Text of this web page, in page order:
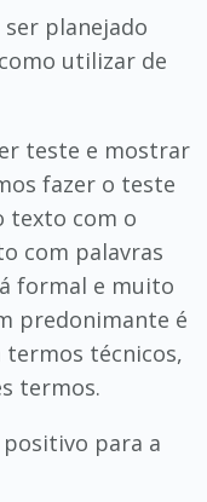
planejado
utilizar de
teste e mostrar
fazer o teste
texto com o
com palavras
formal e muito
predonimante é
termos técnicos,
termos.
para a